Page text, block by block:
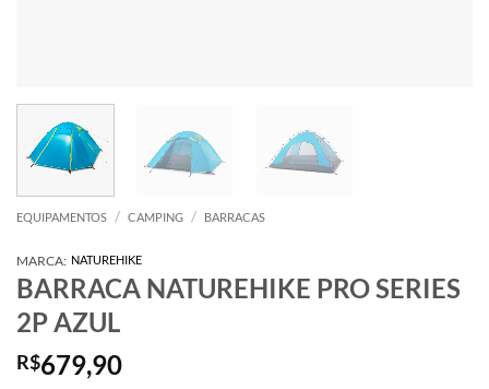
EQUIPAMENTOS / CAMPING / BARRACAS
MARCA: NATUREHIKE
BARRACA NATUREHIKE PRO SERIES
2P AZUL
R$679,90